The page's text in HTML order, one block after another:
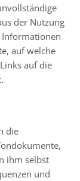
der Nutzung
auf welche
auf die
die
ihm selbst
und